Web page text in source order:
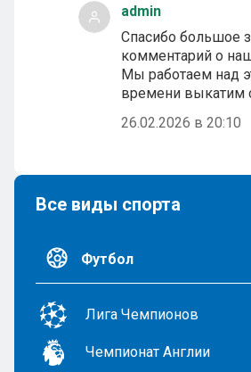
admin
Спасибо большое
комментарий о
Мы работаем над
времени выкатим
26.02.2026 в 20:10
Все виды спорта
Футбол
Лига Чемпионов
Чемпионат Англии